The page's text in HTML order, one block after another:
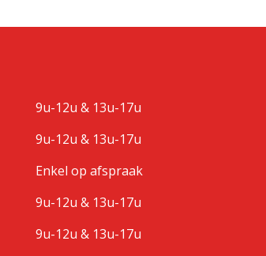
9u-12u & 13u-17u
9u-12u & 13u-17u
Enkel op afspraak
9u-12u & 13u-17u
9u-12u & 13u-17u